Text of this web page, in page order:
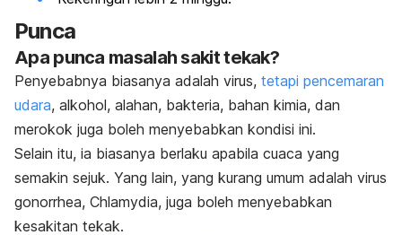
Punca
Apa punca masalah sakit tekak?
Penyebabnya biasanya adalah virus, tetapi pencemaran
udara, alkohol, alahan, bakteria, bahan kimia, dan
merokok juga boleh menyebabkan kondisi ini.
Selain itu, ia biasanya berlaku apabila cuaca yang
semakin sejuk. Yang lain, yang kurang umum adalah virus
gonorrhea, Chlamydia, juga boleh menyebabkan
kesakitan tekak.